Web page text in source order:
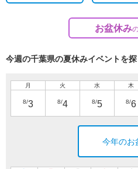
お盆休み
今週の千葉県の夏休みイベントを
月
8/3
火
8/4
水
8/5
木
8/6
今年のお